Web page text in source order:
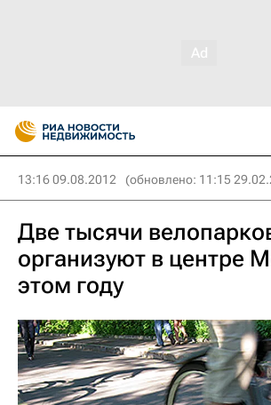
13:16 09.08.2012 (обновлено: 11:15
Две тысячи
организуют в центре
этом году